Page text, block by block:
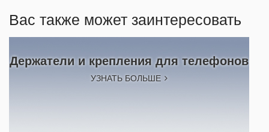
Вас также может заинтересовать
Держатели и крепления для телефонов
УЗНАТЬ БОЛЬШЕ